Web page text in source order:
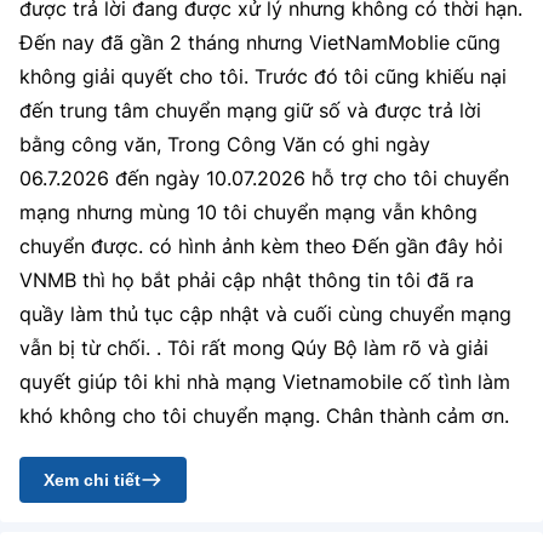
được trả lời đang được xử lý nhưng không có thời hạn.
Đến nay đã gần 2 tháng nhưng VietNamMoblie cũng
không giải quyết cho tôi. Trước đó tôi cũng khiếu nại
đến trung tâm chuyển mạng giữ số và được trả lời
bằng công văn, Trong Công Văn có ghi ngày
06.7.2026 đến ngày 10.07.2026 hỗ trợ cho tôi chuyển
mạng nhưng mùng 10 tôi chuyển mạng vẫn không
chuyển được. có hình ảnh kèm theo Đến gần đây hỏi
VNMB thì họ bắt phải cập nhật thông tin tôi đã ra
quầy làm thủ tục cập nhật và cuối cùng chuyển mạng
vẫn bị từ chối. . Tôi rất mong Qúy Bộ làm rõ và giải
quyết giúp tôi khi nhà mạng Vietnamobile cố tình làm
khó không cho tôi chuyển mạng. Chân thành cảm ơn.
Xem chi tiết